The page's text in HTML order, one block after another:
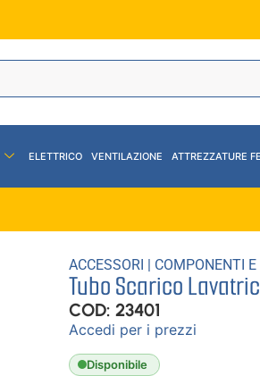
ELETTRICO VENTILAZIONE ATTREZZATURE
ACCESSORI | COMPONENTI E
Tubo Scarico
COD: 23401
Accedi per i prezzi
Disponibile